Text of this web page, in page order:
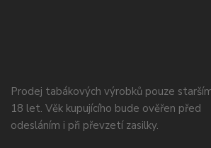
Prodej tabákových výrobků pouze
18 let. Věk kupujícího bude ověřen před
odesláním i při převzetí zasilky.